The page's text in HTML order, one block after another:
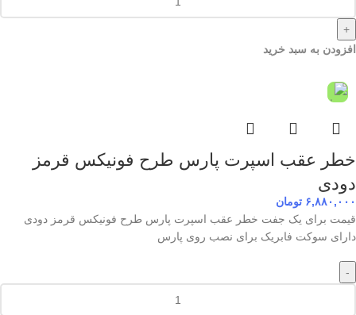
+
افزودن به سبد خرید
خطر عقب اسپرت پارس طرح فونیکس قرمز
دودی
۶,۸۸۰,۰۰۰ تومان
قیمت برای یک جفت خطر عقب اسپرت پارس طرح فونیکس قرمز دودی
دارای سوکت فابریک برای نصب روی پارس
-